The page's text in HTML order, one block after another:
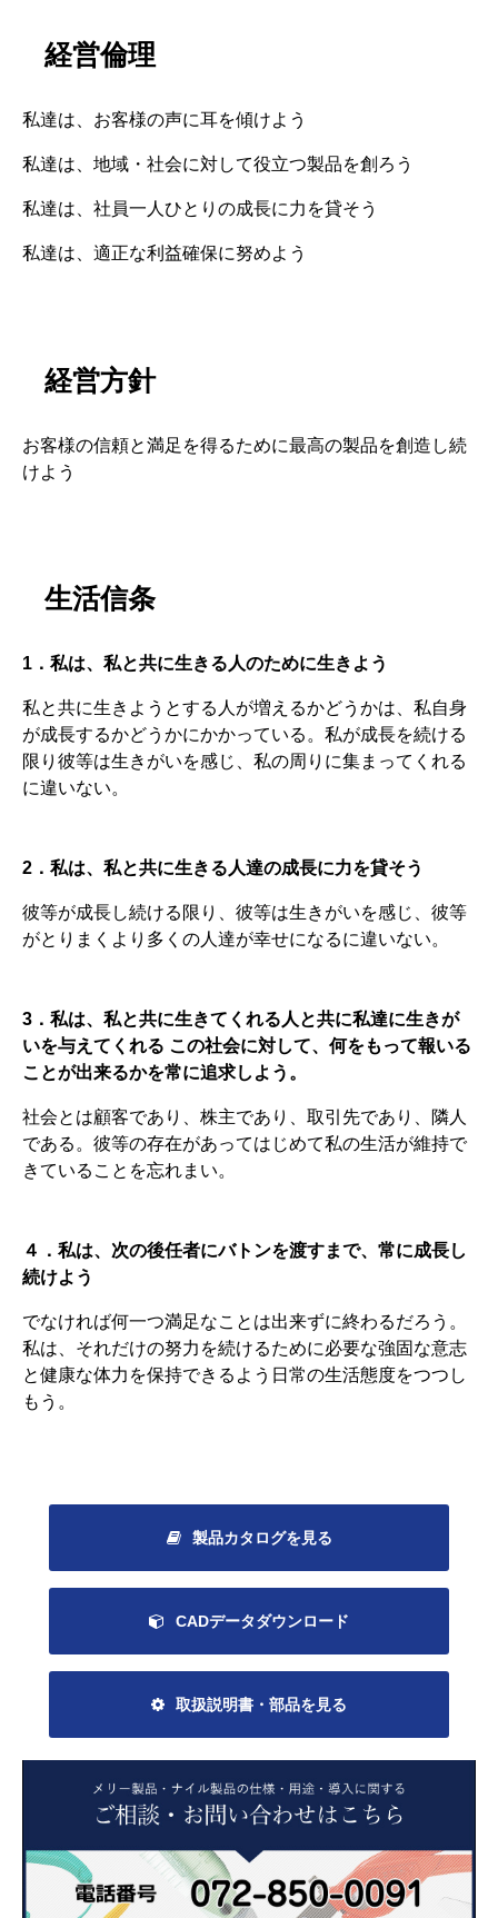
経営倫理
私達は、お客様の声に耳を傾けよう
私達は、地域・社会に対して役立つ製品を創ろう
私達は、社員一人ひとりの成長に力を貸そう
私達は、適正な利益確保に努めよう
経営方針
お客様の信頼と満足を得るために最高の製品を創造し続
けよう
生活信条
1．私は、私と共に生きる人のために生きよう
私と共に生きようとする人が増えるかどうかは、私自身
が成長するかどうかにかかっている。私が成長を続ける
限り彼等は生きがいを感じ、私の周りに集まってくれる
に違いない。
2．私は、私と共に生きる人達の成長に力を貸そう
彼等が成長し続ける限り、彼等は生きがいを感じ、彼等
がとりまくより多くの人達が幸せになるに違いない。
3．私は、私と共に生きてくれる人と共に私達に生きが
いを与えてくれる この社会に対して、何をもって報いる
ことが出来るかを常に追求しよう。
社会とは顧客であり、株主であり、取引先であり、隣人
である。彼等の存在があってはじめて私の生活が維持で
きていることを忘れまい。
４．私は、次の後任者にバトンを渡すまで、常に成長し
続けよう
でなければ何一つ満足なことは出来ずに終わるだろう。
私は、それだけの努力を続けるために必要な強固な意志
と健康な体力を保持できるよう日常の生活態度をつつし
もう。
製品カタログを見る
CADデータダウンロード
取扱説明書・部品を見る